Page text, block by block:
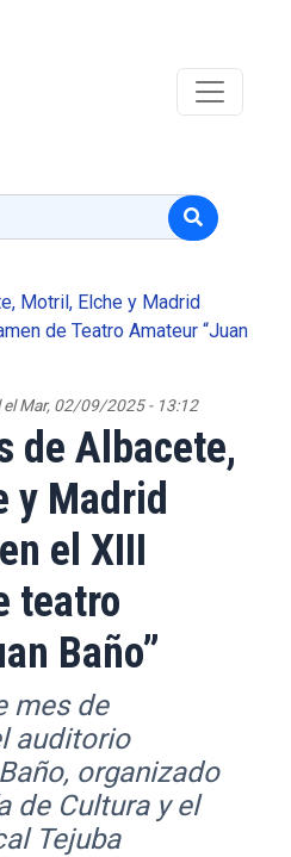
Motril, Elche y Madrid
de Teatro Amateur “Juan
elMar, 02/09/2025 - 13:12
de Albacete,
y Madrid
el XIII
teatro
Baño”
mes de
auditorio
organizado
de Cultura y el
Tejuba